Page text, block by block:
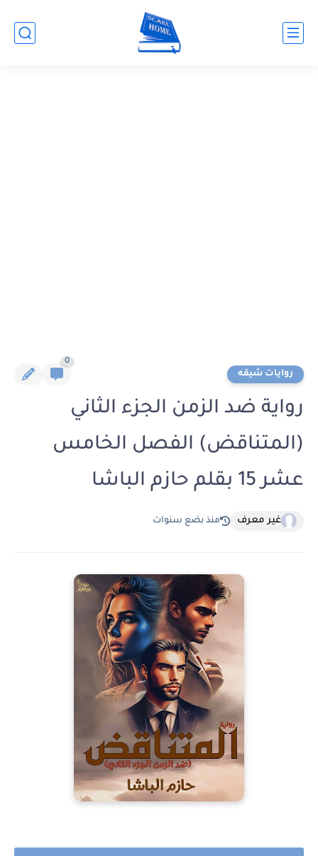
روايات شيقه
0
رواية ضد الزمن الجزء الثاني
(المتناقض) الفصل الخامس
عشر 15 بقلم حازم الباشا
غير معرف منذ بضع سنوات